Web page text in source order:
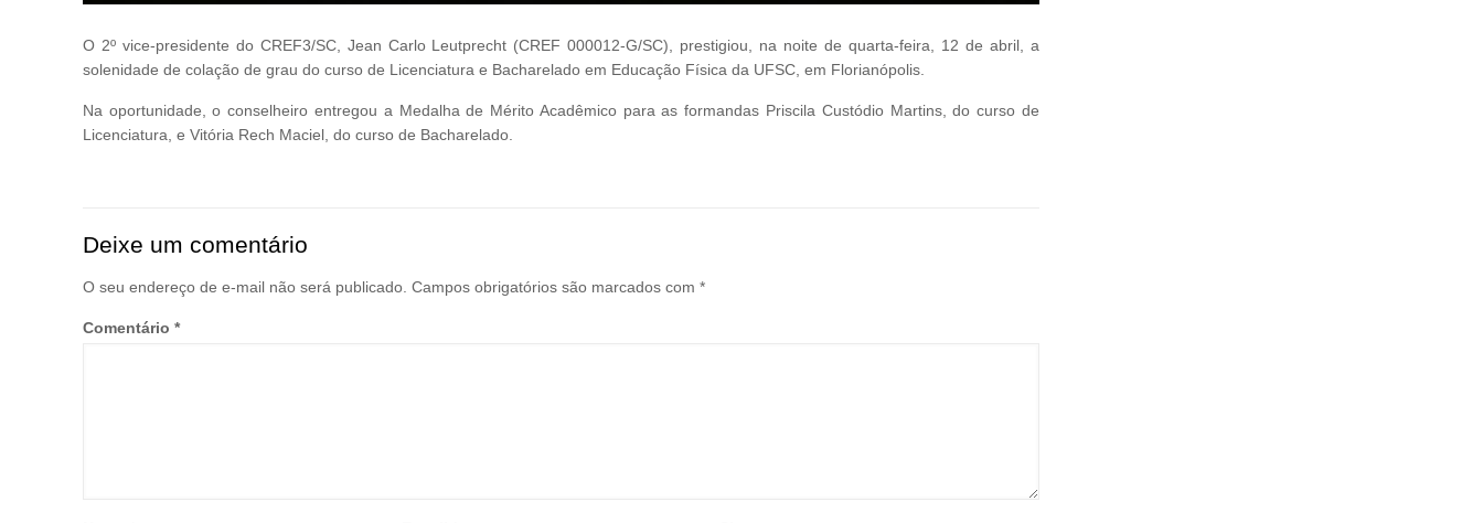
O 2º vice-presidente do CREF3/SC, Jean Carlo Leutprecht (CREF 000012-G/SC), prestigiou, na noite de quarta-feira, 12 de abril, a
solenidade de colação de grau do curso de Licenciatura e Bacharelado em Educação Física da UFSC, em Florianópolis.
Na oportunidade, o conselheiro entregou a Medalha de Mérito Acadêmico para as formandas Priscila Custódio Martins, do curso de
Licenciatura, e Vitória Rech Maciel, do curso de Bacharelado.
Deixe um comentário
O seu endereço de e-mail não será publicado. Campos obrigatórios são marcados com *
Comentário *